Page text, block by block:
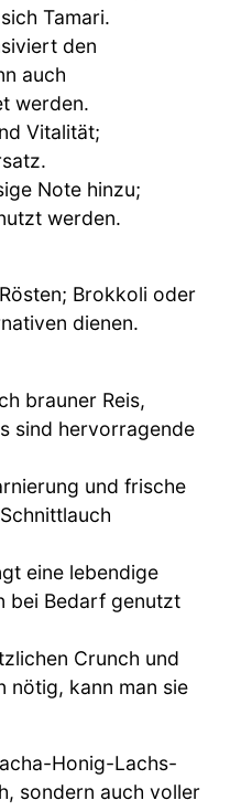
Tamari.
den
auch
werden.
Vitalität;
Note hinzu;
werden.
Brokkoli oder
dienen.
brauner Reis,
sind hervorragende
und frische
eine lebendige
bei Bedarf genutzt
Crunch und
nötig, kann man sie
Honig-Lachs-
sondern auch voller